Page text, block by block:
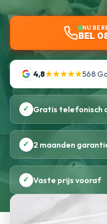
NU
BEL
4,8★★★★★568
✓ Gratis telefonisch
✓ 2 maanden
✓ Vaste prijs vooraf